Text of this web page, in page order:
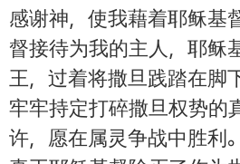
感谢神，使我藉着耶稣基
督接待为我的主人，耶稣
王，过着将撒旦践踏在脚
牢牢持定打碎撒旦权势的
许，愿在属灵争战中胜利。